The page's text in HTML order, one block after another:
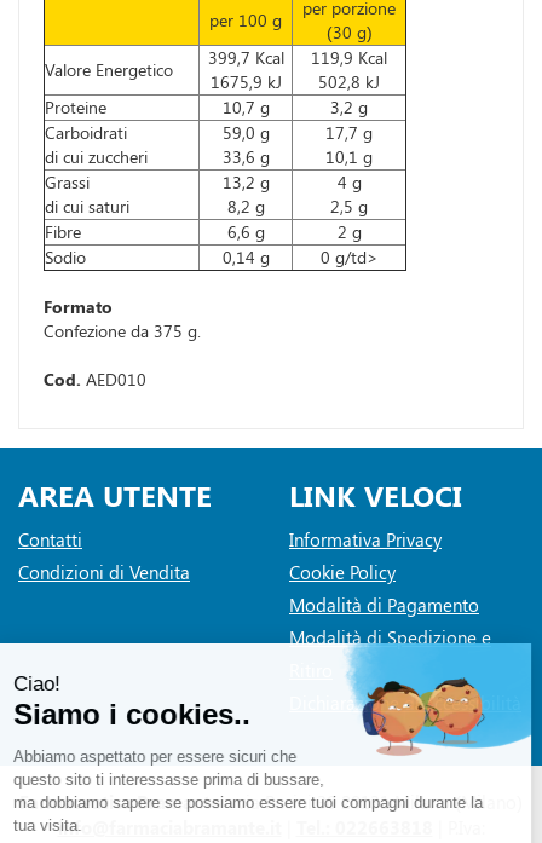
per 100 g
per porzione
(30 g)
Valore Energetico
399,7 Kcal
1675,9 kJ
119,9 Kcal
502,8 kJ
Proteine
10,7 g
3,2 g
Carboidrati
di cui zuccheri
59,0 g
33,6 g
17,7 g
10,1 g
Grassi
di cui saturi
13,2 g
8,2 g
4 g
2,5 g
Fibre
6,6 g
2 g
Sodio
0,14 g 0 g/td>
Formato
Confezione da 375 g.
Cod. AED010
AREA UTENTE
Contatti
Condizioni di Vendita
LINK VELOCI
Informativa Privacy
Cookie Policy
Modalità di Pagamento
Modalità di Spedizione e
Dichiarazione di accessibilità
Farmaceutica Bramante- via Pacini 30 20131 Milano (Milano)
info@farmaciabramante.it